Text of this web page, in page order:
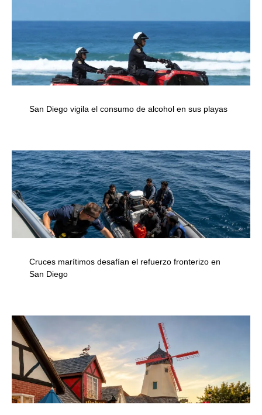
San Diego vigila el consumo de alcohol en sus playas
Cruces marítimos desafían el refuerzo fronterizo en
San Diego